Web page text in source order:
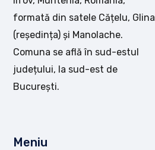
formată din satele Cățelu, Glina
(reședința) și Manolache.
Comuna se află în sud-estul
județului, la sud-est de
București.
Meniu